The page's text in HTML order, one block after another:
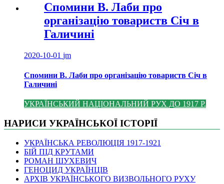
Спомини В. Лаби про
організацію товариств Січ в
Галичині
2020-10-01 jm
Спомини В. Лаби про організацію товариств Січ в
Галичині
УКРАЇНСЬКИЙ НАЦІОНАЛЬНИЙ РУХ ДО 1917 Р.
НАРИСИ УКРАЇНСЬКОЇ ІСТОРІЇ
УКРАЇНСЬКА РЕВОЛЮЦІЯ 1917-1921
БІЙ ПІД КРУТАМИ
РОМАН ШУХЕВИЧ
ГЕНОЦИД УКРАЇНЦІВ
АРХІВ УКРАЇНСЬКОГО ВИЗВОЛЬНОГО РУХУ